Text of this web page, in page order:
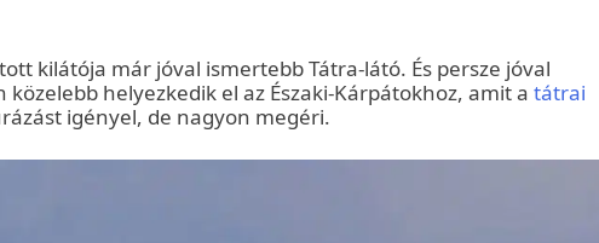
kilátója már jóval ismertebb Tátra-látó. És persze jóval
helyezkedik el az Északi-Kárpátokhoz, amit a tátrai
igényel, de nagyon megéri.